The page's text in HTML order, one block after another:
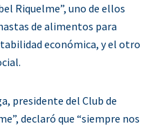
Riquelme”, uno de ellos
de alimentos para
económica, y el otro
presidente del Club de
declaró que “siempre nos